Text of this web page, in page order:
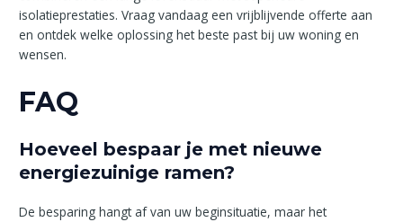
isolatieprestaties. Vraag vandaag een vrijblijvende offerte aan
en ontdek welke oplossing het beste past bij uw woning en
wensen.
FAQ
Hoeveel bespaar je met nieuwe
energiezuinige ramen?
De besparing hangt af van uw beginsituatie, maar het